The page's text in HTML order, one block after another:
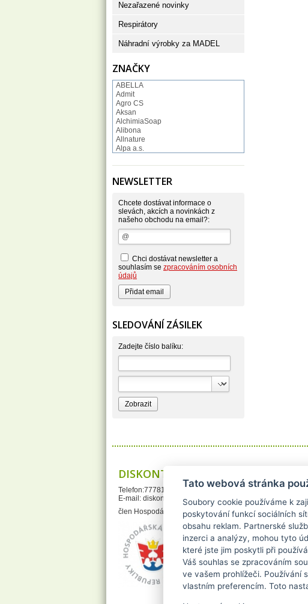
Nezařazené novinky
Respirátory
Náhradní výrobky za MADEL
ZNAČKY
ABELLA
Admit
Agro CS
Aksan
AlchimiaSoap
Alibona
Allnature
Alpa a.s.
Alufix
Astonish
Atlantic
AutoMax Group
Axcentive
BaL
Bateria
Beauty Lille
Beiersdorf - Nivea
Bella
Benkor
BERGEN S. R. L.
Bettina Barty
Bio-repel
Bioclean
Biolit
BIOM s.r.o.
Bioprospect
Bispol
Blue Stratos
BlueSun
Bolton
BumusCare GmBh
Certex
Chante Clair
Chopa
ChupaChups
Claro
Cleanzy s.r.o.
Cleary Group Italy
Clovin Germany
Codaa
Colgate - Palmolive
NEWSLETTER
Chcete dostávat informace o
slevách, akcích a novinkách z
našeho obchodu na email?:
Chci dostávat newsletter a
souhlasím se zpracováním osobních
údajů
SLEDOVÁNÍ ZÁSILEK
Zadejte číslo balíku:
DISKONTDROGERIE.cz
Telefon:777812121
E-mail: diskontdrogerie@gmail.com
člen Hospodářské Komory České republiky
Kontakt
Tato webová stránka
Soubory cookie používáme k
poskytování funkcí sociálních
obsahu reklam. Partnerské
inzerci a analýzy, mohou tyto
které jste jim poskytli při
Váš souhlas se zpracováním
ve vašem prohlížeči. Používání
vlastním preferencím. Toto